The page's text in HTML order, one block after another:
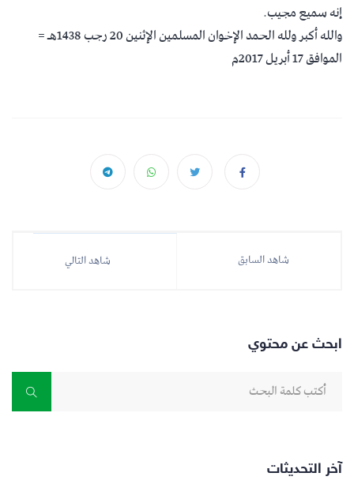
ابحث عن محتوي
آخر التحديثات
إنه سميع مجيب.
والله أكبر ولله الحمد الإخوان المسلمين الإثنين 20 رجب 1438هـ =
الموافق 17 أبريل 2017م
شاهد السابق شاهد التالي